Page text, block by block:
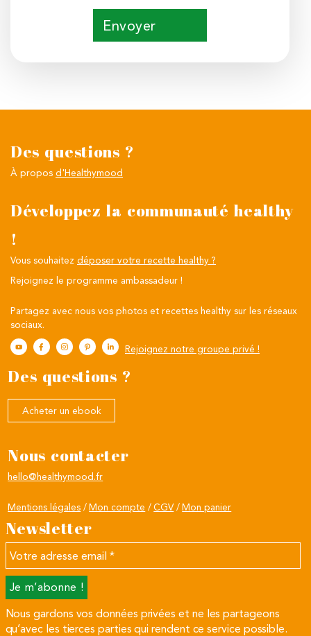
Envoyer
Des questions ?
À propos d'Healthymood
Développez la communauté healthy
!
Vous souhaitez déposer votre recette healthy ?
Rejoignez le programme ambassadeur !
Partagez avec nous vos photos et recettes healthy sur les réseaux
sociaux.
Rejoignez notre groupe privé !
Des questions ?
Acheter un ebook
Nous contacter
hello@healthymood.fr
Mentions légales Mon compte CGV Mon panier
Newsletter
Votre
email
Nous gardons vos données privées et ne les partageons
qu’avec les tierces parties qui rendent ce service possible.